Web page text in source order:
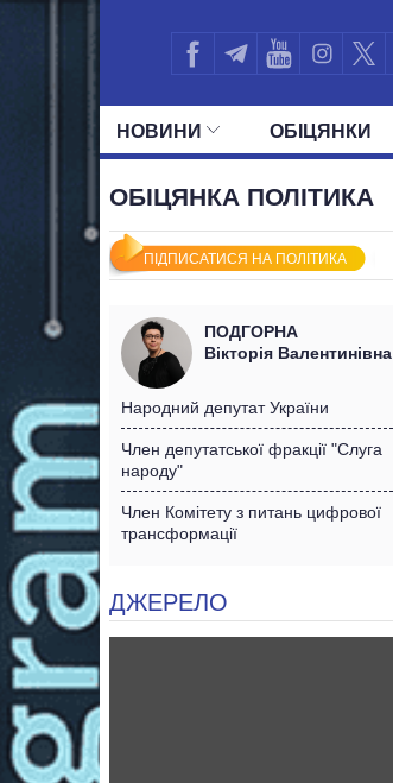
НОВИНИ ОБIЦЯНКИ
ОБІЦЯНКА ПОЛІТИКА
ПІДПИСАТИСЯ НА ПОЛІТИКА
ПОДГОРНА
Вікторія Валентинівна
Народний депутат України
Член депутатської фракції "Слуга
народу"
Член Комітету з питань цифрової
трансформації
ДЖЕРЕЛО